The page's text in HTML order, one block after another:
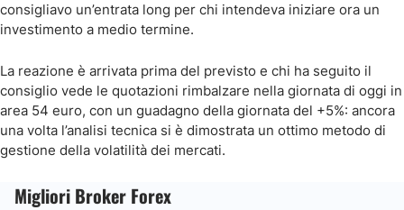
consigliavo un’entrata long per chi intendeva iniziare ora un
investimento a medio termine.
La reazione è arrivata prima del previsto e chi ha seguito il
consiglio vede le quotazioni rimbalzare nella giornata di oggi in
area 54 euro, con un guadagno della giornata del +5%: ancora
una volta l’analisi tecnica si è dimostrata un ottimo metodo di
gestione della volatilità dei mercati.
Migliori Broker Forex